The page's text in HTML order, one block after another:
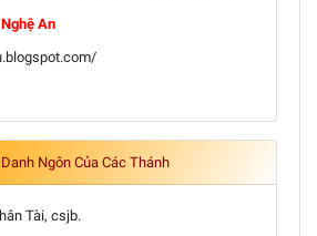
An
Ngôn Của Các Thánh
Tài, csjb.